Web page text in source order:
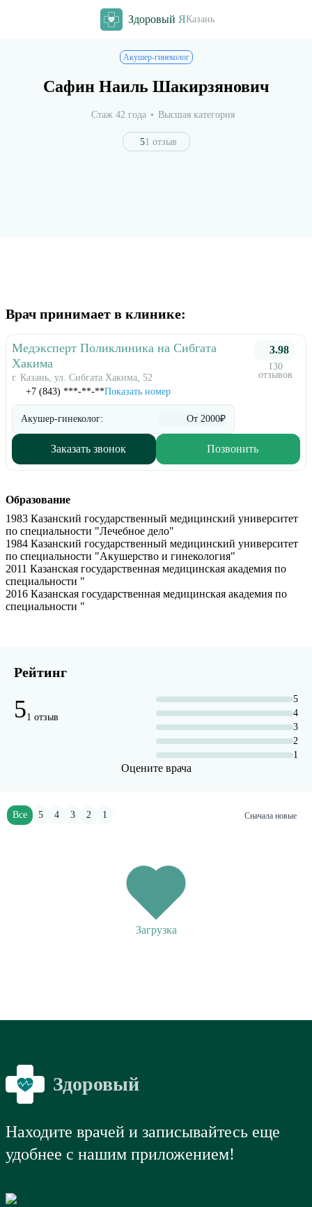
Здоровый ЯКазань
Акушер-гинеколог
Сафин Наиль Шакирзянович
Стаж 42 года Высшая категория
51 отзыв
Врач принимает в клинике:
Медэксперт Поликлиника на Сибгата
Хакима
г. Казань, ул. Сибгата Хакима, 52
+7 (843) ***-**-**Показать номер
3.98
130
отзывов
Акушер-гинеколог: От 2000₽
Заказать звонок Позвонить
Образование
1983 Казанский государственный медицинский университет
по специальности "Лечебное дело"
1984 Казанский государственный медицинский университет
по специальности "Акушерство и гинекология"
2011 Казанская государственная медицинская академия по
специальности "
2016 Казанская государственная медицинская академия по
специальности "
Рейтинг
51 отзыв
5
4
3
2
1
Оцените врача
Все 5 4 3 2 1 Сначала новые
Загрузка
Здоровый
Находите врачей и записывайтесь еще
удобнее с нашим приложением!